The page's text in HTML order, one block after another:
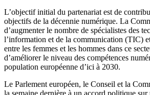
L’objectif initial du partenariat est de
objectifs de la décennie numérique. La
d’augmenter le nombre de spécialistes des
l’information et de la communication (TIC)
entre les femmes et les hommes dans ce
d’améliorer le niveau des compétences
population européenne d’ici à 2030.
Le Parlement européen, le Conseil et la